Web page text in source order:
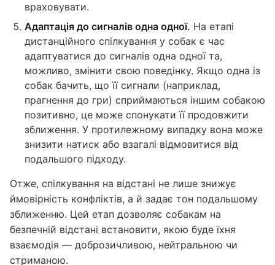
враховувати.
Адаптація до сигналів одна одної. На етапі
дистанційного спілкування у собак є час
адаптуватися до сигналів одна одної та,
можливо, змінити свою поведінку. Якщо одна із
собак бачить, що її сигнали (наприклад,
прагнення до гри) сприймаються іншим собакою
позитивно, це може спонукати її продовжити
зближення. У протилежному випадку вона може
знизити натиск або взагалі відмовитися від
подальшого підходу.
Отже, спілкування на відстані не лише знижує
ймовірність конфліктів, а й задає тон подальшому
зближенню. Цей етап дозволяє собакам на
безпечній відстані встановити, якою буде їхня
взаємодія — доброзичливою, нейтральною чи
стриманою.